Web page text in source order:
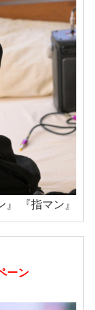
『指マン』
ーン